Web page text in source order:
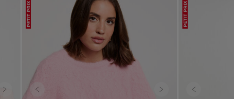
Next
PETIT PRIX
Previous Next
PETIT PRIX
Previous